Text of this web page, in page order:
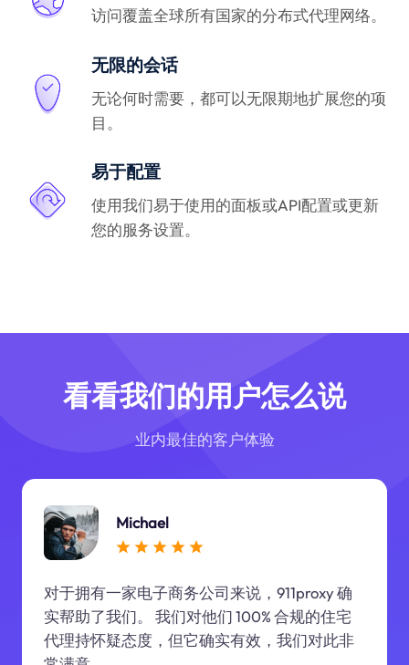
访问覆盖全球所有国家的分布式代理网络。
无限的会话
无论何时需要，都可以无限期地扩展您的项
目。
易于配置
使用我们易于使用的面板或API配置或更新
您的服务设置。
看看我们的用户怎么说
业内最佳的客户体验
Michael
对于拥有一家电子商务公司来说，911proxy 确
实帮助了我们。 我们对他们 100% 合规的住宅
代理持怀疑态度，但它确实有效，我们对此非